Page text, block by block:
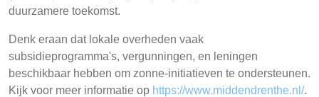
duurzamere toekomst.
Denk eraan dat lokale overheden vaak
subsidieprogramma's, vergunningen, en leningen
beschikbaar hebben om zonne-initiatieven te ondersteunen.
Kijk voor meer informatie op https://www.middendrenthe.nl/.